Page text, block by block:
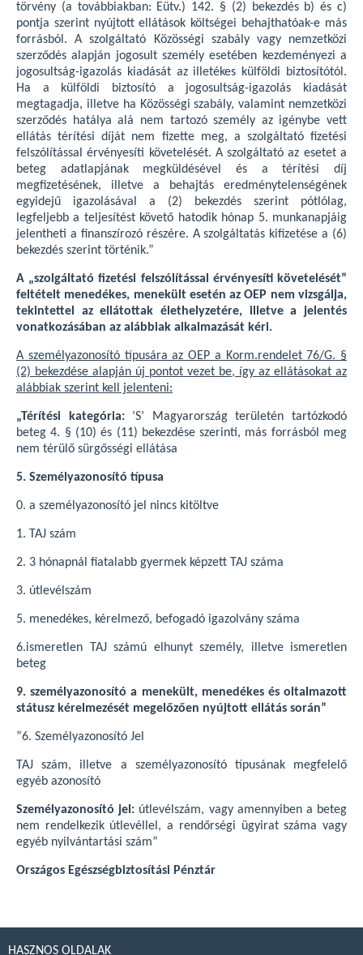
törvény (a továbbiakban: Eütv.) 142. § (2) bekezdés b) és c)
pontja szerint nyújtott ellátások költségei behajthatóak-e más
forrásból. A szolgáltató Közösségi szabály vagy nemzetközi
szerződés alapján jogosult személy esetében kezdeményezi a
jogosultság-igazolás kiadását az illetékes külföldi biztosítótól.
Ha a külföldi biztosító a jogosultság-igazolás kiadását
megtagadja, illetve ha Közösségi szabály, valamint nemzetközi
szerződés hatálya alá nem tartozó személy az igénybe vett
ellátás térítési díját nem fizette meg, a szolgáltató fizetési
felszólítással érvényesíti követelését. A szolgáltató az esetet a
beteg adatlapjának megküldésével és a térítési díj
megfizetésének, illetve a behajtás eredménytelenségének
egyidejű igazolásával a (2) bekezdés szerint pótlólag,
legfeljebb a teljesítést követő hatodik hónap 5. munkanapjáig
jelentheti a finanszírozó részére. A szolgáltatás kifizetése a (6)
bekezdés szerint történik.”
A „szolgáltató fizetési felszólítással érvényesíti követelését”
feltételt menedékes, menekült esetén az OEP nem vizsgálja,
tekintettel az ellátottak élethelyzetére, illetve a jelentés
vonatkozásában az alábbiak alkalmazását kéri.
A személyazonosító típusára az OEP a Korm.rendelet 76/G. §
(2) bekezdése alapján új pontot vezet be, így az ellátásokat az
alábbiak szerint kell jelenteni:
„Térítési kategória:’S’ Magyarország területén tartózkodó
beteg 4. § (10) és (11) bekezdése szerinti, más forrásból meg
nem térülő sürgősségi ellátása
5. Személyazonosító típusa
0. a személyazonosító jel nincs kitöltve
1. TAJ szám
2. 3 hónapnál fiatalabb gyermek képzett TAJ száma
3. útlevélszám
5. menedékes, kérelmező, befogadó igazolvány száma
6.ismeretlen TAJ számú elhunyt személy, illetve ismeretlen
beteg
9. személyazonosító a menekült, menedékes és oltalmazott
státusz kérelmezését megelőzően nyújtott ellátás során”
”6. Személyazonosító Jel
TAJ szám, illetve a személyazonosító típusának megfelelő
egyéb azonosító
Személyazonosító jel: útlevélszám, vagy amennyiben a beteg
nem rendelkezik útlevéllel, a rendőrségi ügyirat száma vagy
egyéb nyilvántartási szám”
Országos Egészségbiztosítási Pénztár
HASZNOS OLDALAK